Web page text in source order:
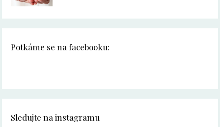
Potkáme se na facebooku:
Sledujte na instagramu